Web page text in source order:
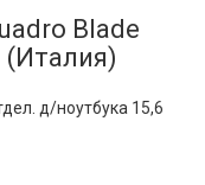
Blade
(Италия)
д/ноутбука 15,6